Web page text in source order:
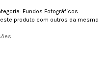
Fundos Fotográficos.
produto com outros da mesma